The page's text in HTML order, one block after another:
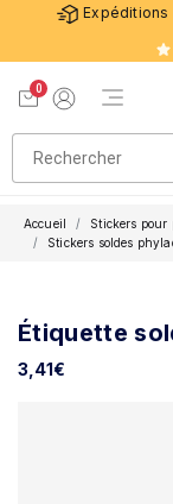
Expéditions
0
Accueil Stickers pour
Stickers soldes
Étiquette
3,41€